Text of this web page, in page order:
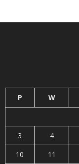
P W
3
4
10
11